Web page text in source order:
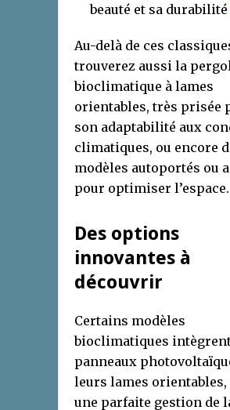
beauté et sa durabilité
Au-delà de ces
trouverez aussi la
bioclimatique à lames
orientables, très prisée
son adaptabilité aux
climatiques, ou encore
modèles autoportés ou
pour optimiser l’espace.
Des options
innovantes à
découvrir
Certains modèles
bioclimatiques
panneaux
leurs lames
une parfaite gestion de